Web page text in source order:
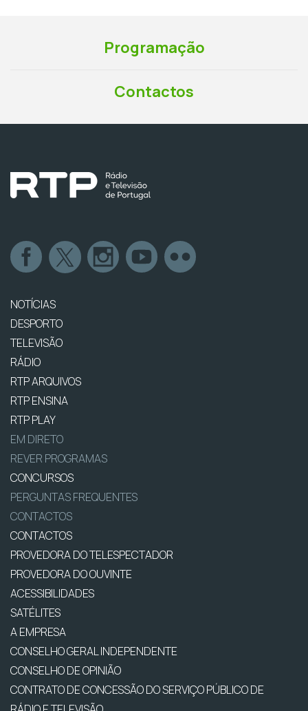
Programação
Contactos
NOTÍCIAS
DESPORTO
TELEVISÃO
RÁDIO
RTP ARQUIVOS
RTP ENSINA
RTP PLAY
EM DIRETO
REVER PROGRAMAS
CONCURSOS
PERGUNTAS FREQUENTES
CONTACTOS
CONTACTOS
PROVEDORA DO TELESPECTADOR
PROVEDORA DO OUVINTE
ACESSIBILIDADES
SATÉLITES
A EMPRESA
CONSELHO GERAL INDEPENDENTE
CONSELHO DE OPINIÃO
CONTRATO DE CONCESSÃO DO SERVIÇO PÚBLICO DE